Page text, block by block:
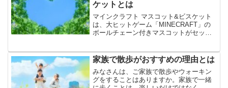
ケットとは
マインクラフト マスコット&ビスケット
は、大ヒットゲーム「MINECRAFT」の
ボールチェーン付きマスコットがセット
は、ドロップアイテム付きの豪華ダブル
チャーム仕様で...
家族で散歩がおすすめの理由とは
みなさんは、ご家族で散歩やウォーキン
グをすることはありますか。家族で一緒